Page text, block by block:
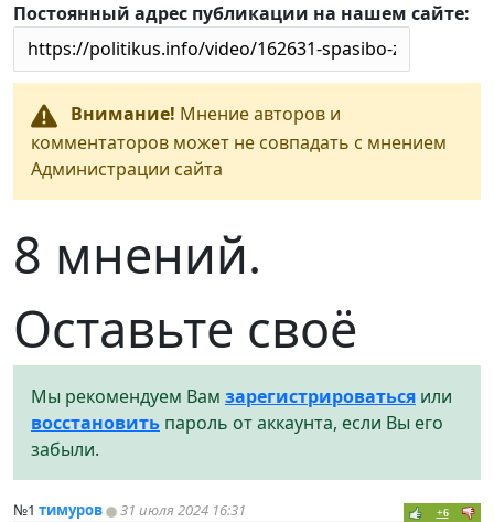
Постоянный адрес публикации на нашем сайте:
Внимание! Мнение авторов и
комментаторов может не совпадать с мнением
Администрации сайта
8 мнений.
Оставьте своё
Мы рекомендуем Вам зарегистрироваться или
восстановить пароль от аккаунта, если Вы его
забыли.
№1 тимуров 31 июля 2024 16:31 +6